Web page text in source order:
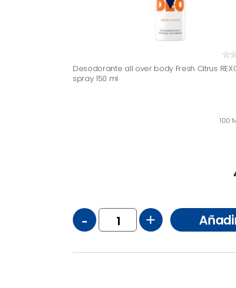
Desodorante all over body Fresh Citrus
spray 150 ml
100
- +